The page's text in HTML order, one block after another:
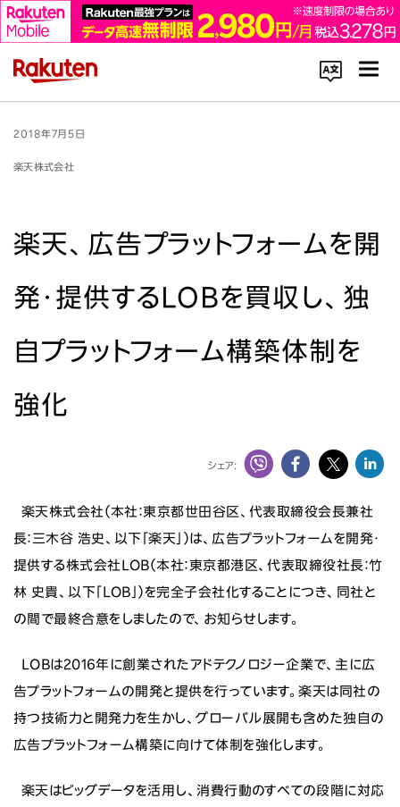
コーポレートサイト内を検索
Rakuten Innovation
ニュース
サステナビリティ
採用情報
2018年7月5日
楽天株式会社
楽天、広告プラットフォームを開
発・提供するLOBを買収し、独
自プラットフォーム構築体制を
強化
シェア:
楽天株式会社（本社：東京都世田谷区、代表取締役会長兼社
長：三木谷 浩史、以下「楽天」）は、広告プラットフォームを開発・
提供する株式会社LOB（本社：東京都港区、代表取締役社長：竹
林 史貴、以下「LOB」）を完全子会社化することにつき、同社と
の間で最終合意をしましたので、お知らせします。
LOBは2016年に創業されたアドテクノロジー企業で、主に広
告プラットフォームの開発と提供を行っています。楽天は同社の
持つ技術力と開発力を生かし、グローバル展開も含めた独自の
広告プラットフォーム構築に向けて体制を強化します。
楽天はビッグデータを活用し、消費行動のすべての段階に対応